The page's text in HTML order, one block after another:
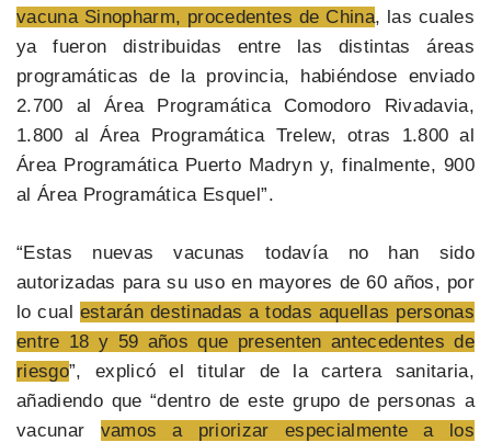
vacuna Sinopharm, procedentes de China, las cuales
ya fueron distribuidas entre las distintas áreas
programáticas de la provincia, habiéndose enviado
2.700 al Área Programática Comodoro Rivadavia,
1.800 al Área Programática Trelew, otras 1.800 al
Área Programática Puerto Madryn y, finalmente, 900
al Área Programática Esquel”.
“Estas nuevas vacunas todavía no han sido
autorizadas para su uso en mayores de 60 años, por
lo cual estarán destinadas a todas aquellas personas
entre 18 y 59 años que presenten antecedentes de
riesgo”, explicó el titular de la cartera sanitaria,
añadiendo que “dentro de este grupo de personas a
vacunar vamos a priorizar especialmente a los